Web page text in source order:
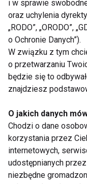
metod i
sprawdzają się w
Pamiętajmy, że
dla jednego, może
aby nie zmuszać
atrakcyjnej i
DZIECI
i w sprawie
oraz uchylenia
„RODO”, „ORODO”,
o Ochronie Danych”).
W związku z tym
o przetwarzaniu
będzie się to
znajdziesz
O jakich danych
Chodzi o dane
korzystania przez
internetowych,
udostępnianych
niezbędne